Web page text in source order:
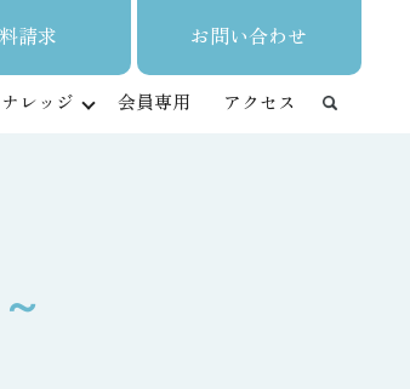
請求 お問い合わせ
ナレッジ 会員専用 アクセス